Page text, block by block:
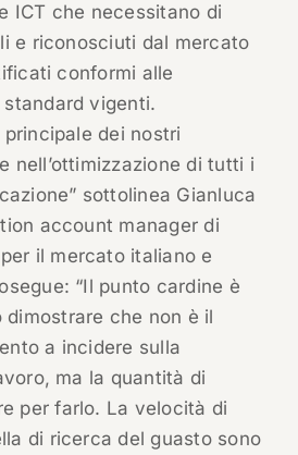
ICT che necessitano di
e riconosciuti dal mercato
conformi alle
vigenti.
dei nostri
nell’ottimizzazione di tutti i
sottolinea Gianluca
account manager di
il mercato italiano e
“Il punto cardine è
dimostrare che non è il
a incidere sulla
ma la quantità di
per farlo. La velocità di
di ricerca del guasto sono